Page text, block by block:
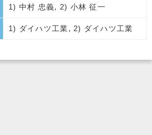
1) 中村 忠義, 2) 小林 征一
1) ダイハツ工業, 2) ダイハツ工業